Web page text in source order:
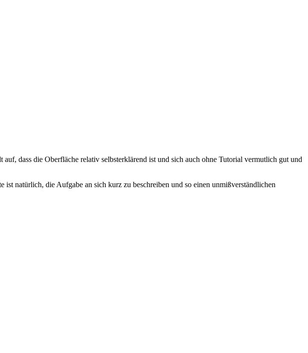
dass die Oberfläche relativ selbsterklärend ist und sich auch ohne Tutorial vermutlich gut und
natürlich, die Aufgabe an sich kurz zu beschreiben und so einen unmißverständlichen